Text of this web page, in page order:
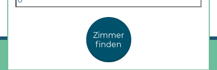
Zimmer
finden